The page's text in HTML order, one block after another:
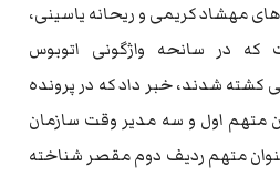
مهشاد کریمی و ریحانه یاسینی،
در سانحه واژگونی اتوبوس
کشته شدند، خبر داد که در پرونده
متهم اول و سه مدیر وقت سازمان
متهم ردیف دوم مقصر شناخته